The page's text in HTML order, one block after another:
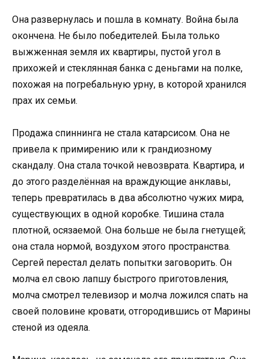
Она развернулась и пошла в комнату. Война была
окончена. Не было победителей. Была только
выжженная земля их квартиры, пустой угол в
прихожей и стеклянная банка с деньгами на полке,
похожая на погребальную урну, в которой хранился
прах их семьи.
Продажа спиннинга не стала катарсисом. Она не
привела к примирению или к грандиозному
скандалу. Она стала точкой невозврата. Квартира, и
до этого разделённая на враждующие анклавы,
теперь превратилась в два абсолютно чужих мира,
существующих в одной коробке. Тишина стала
плотной, осязаемой. Она больше не была гнетущей;
она стала нормой, воздухом этого пространства.
Сергей перестал делать попытки заговорить. Он
молча ел свою лапшу быстрого приготовления,
молча смотрел телевизор и молча ложился спать на
своей половине кровати, отгородившись от Марины
стеной из одеяла.